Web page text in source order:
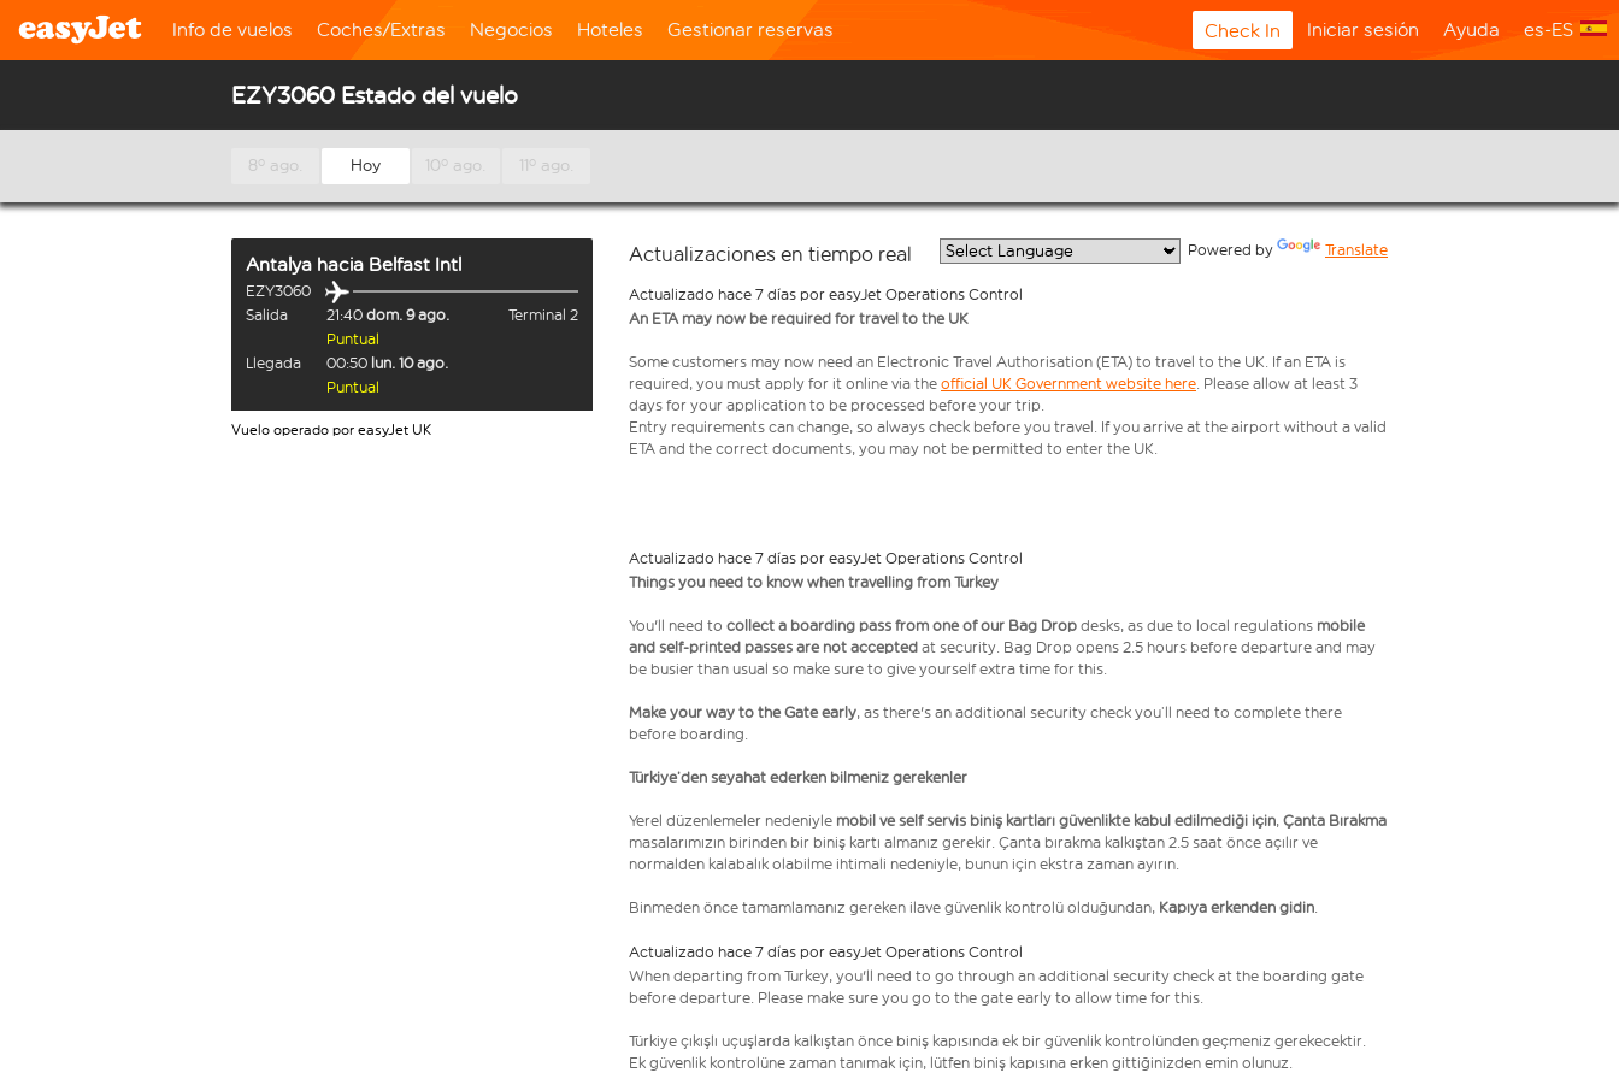
Info de vuelos Coches/Extras Negocios Hoteles Gestionar reservas Check In Iniciar sesión Ayuda es-ES
EZY3060 Estado del vuelo
8º ago. Hoy 10º ago. 11º ago.
Antalya hacia Belfast Intl
EZY3060
Salida
21:40 dom. 9 ago.
Terminal 2
Puntual
Llegada
00:50 lun. 10 ago.
Puntual
Vuelo operado por easyJet UK
Actualizaciones en tiempo real Powered by Translate
Actualizado hace 7 días por easyJet Operations Control
An ETA may now be required for travel to the UK
Some customers may now need an Electronic Travel Authorisation (ETA) to travel to the UK. If an ETA is
required, you must apply for it online via the official UK Government website here. Please allow at least 3
days for your application to be processed before your trip.
Entry requirements can change, so always check before you travel. If you arrive at the airport without a valid
ETA and the correct documents, you may not be permitted to enter the UK.
Actualizado hace 7 días por easyJet Operations Control
Things you need to know when travelling from Turkey
You'll need to collect a boarding pass from one of our Bag Drop desks, as due to local regulations mobile
and self-printed passes are not accepted at security. Bag Drop opens 2.5 hours before departure and may
be busier than usual so make sure to give yourself extra time for this.
Make your way to the Gate early, as there's an additional security check you’ll need to complete there
before boarding.
Türkiye’den seyahat ederken bilmeniz gerekenler
Yerel düzenlemeler nedeniyle mobil ve self servis biniş kartları güvenlikte kabul edilmediği için, Çanta Bırakma
masalarımızın birinden bir biniş kartı almanız gerekir. Çanta bırakma kalkıştan 2.5 saat önce açılır ve
normalden kalabalık olabilme ihtimali nedeniyle, bunun için ekstra zaman ayırın.
Binmeden önce tamamlamanız gereken ilave güvenlik kontrolü olduğundan, Kapıya erkenden gidin.
Actualizado hace 7 días por easyJet Operations Control
When departing from Turkey, you'll need to go through an additional security check at the boarding gate
before departure. Please make sure you go to the gate early to allow time for this.
Türkiye çıkışlı uçuşlarda kalkıştan önce biniş kapısında ek bir güvenlik kontrolünden geçmeniz gerekecektir.
Ek güvenlik kontrolüne zaman tanımak için, lütfen biniş kapısına erken gittiğinizden emin olunuz.